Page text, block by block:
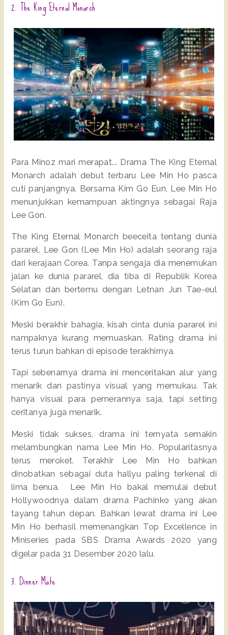
2. The King Eternal Monarch
Para Minoz mari merapat... Drama The King Eternal
Monarch adalah debut terbaru Lee Min Ho pasca
cuti panjangnya. Bersama Kim Go Eun, Lee Min Ho
menunjukkan kemampuan aktingnya sebagai Raja
Lee Gon.
The King Eternal Monarch beeceita tentang dunia
pararel. Lee Gon (Lee Min Ho) adalah seorang raja
dari kerajaan Corea. Tanpa sengaja dia menemukan
jalan ke dunia pararel, dia tiba di Republik Korea
Selatan dan bertemu dengan Letnan Jun Tae-eul
(Kim Go Eun).
Meski berakhir bahagia, kisah cinta dunia pararel ini
nampaknya kurang memuaskan. Rating drama ini
terus turun bahkan di episode terakhirnya.
Tapi sebenarnya drama ini menceritakan alur yang
menarik dan pastinya visual yang memukau. Tak
hanya visual para pemerannya saja, tapi setting
ceritanya juga menarik.
Meski tidak sukses, drama ini ternyata semakin
melambungkan nama Lee Min Ho. Popularitasnya
terus meroket. Terakhir Lee Min Ho bahkan
dinobatkan sebagai duta hallyu paling terkenal di
lima benua. Lee Min Ho bakal memulai debut
Hollywoodnya dalam drama Pachinko yang akan
tayang tahun depan. Bahkan lewat drama ini Lee
Min Ho berhasil memenangkan Top Excellence in
Miniseries pada SBS Drama Awards 2020 yang
digelar pada 31 Desember 2020 lalu.
3. Dinner Mate